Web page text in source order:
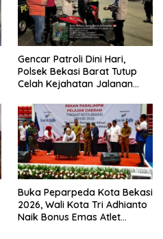
Gencar Patroli Dini Hari,
Polsek Bekasi Barat Tutup
Celah Kejahatan Jalanan
Buka Peparpeda Kota Bekasi
2026, Wali Kota Tri Adhianto
Naik Bonus Emas Atlet